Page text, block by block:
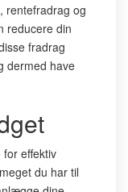
rentefradrag og
reducere din
fradrag
dermed have
effektiv
du har til